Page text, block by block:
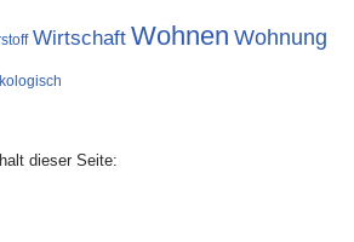
Wirtschaft Wohnen Wohnung
dieser Seite: